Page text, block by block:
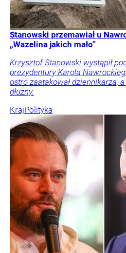
Stanowski przemawiał u
„Wazelina jakich mało”
Krzysztof Stanowski wystąpił
prezydentury Karola
ostro zaatakował dziennikarza,
dłużny.
KrajPolityka